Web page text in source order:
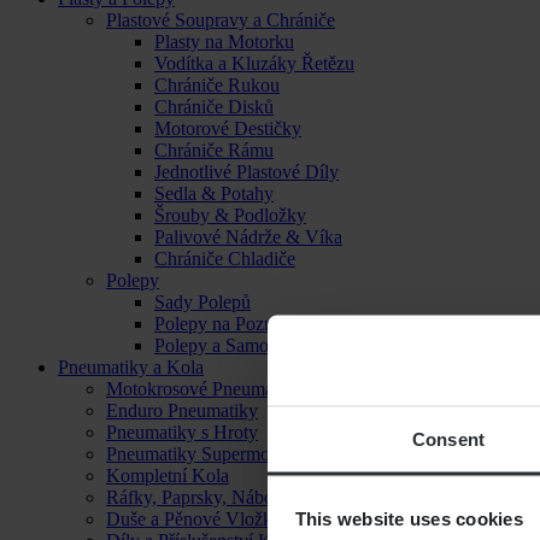
Consent
This website uses cookies
Plastové Soupravy a Chrániče
Plasty na Motorku
Vodítka a Kluzáky Řetězu
Chrániče Rukou
Chrániče Disků
Motorové Destičky
Chrániče Rámu
Jednotlivé Plastové Díly
Sedla & Potahy
Šrouby & Podložky
Palivové Nádrže & Víka
Chrániče Chladiče
Polepy
Sady Polepů
Polepy na Poznávací Značku
Polepy a Samolepky
Pneumatiky a Kola
Motokrosové Pneumatiky
Enduro Pneumatiky
Pneumatiky s Hroty
Pneumatiky Supermoto
Kompletní Kola
Ráfky, Paprsky, Náboje a Ložiska
Duše a Pěnové Vložky